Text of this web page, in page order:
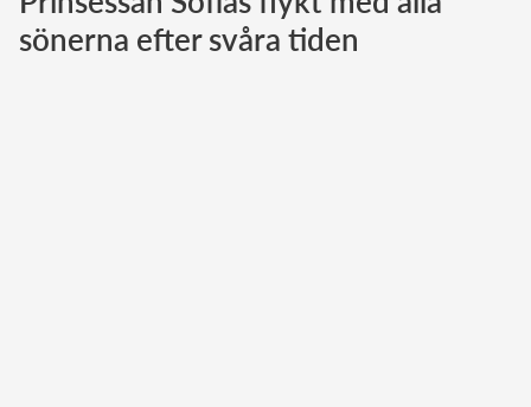
Norska kungahuset
sönerna efter svåra tiden